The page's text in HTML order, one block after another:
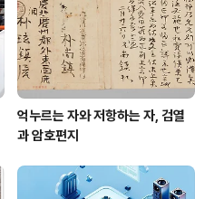
억누르는 자와 저항하는 자, 검열
과 암호편지